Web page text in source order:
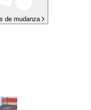
de mudanza